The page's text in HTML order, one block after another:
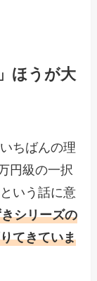
ほうが大
ちばんの理
円級の一択
いう話に意
シリーズの
てきていま